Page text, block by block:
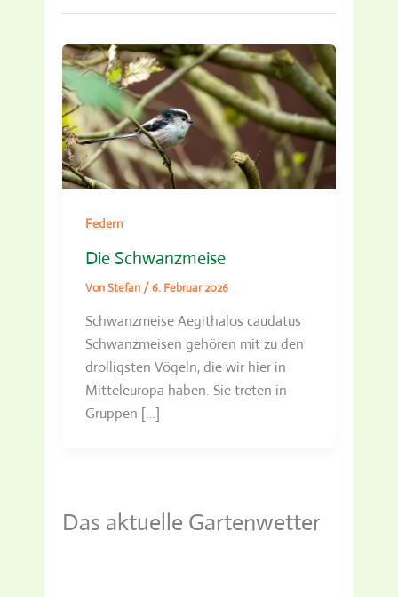
Federn
Die Schwanzmeise
VonStefan /6. Februar 2026
Schwanzmeise Aegithalos caudatus
Schwanzmeisen gehören mit zu den
drolligsten Vögeln, die wir hier in
Mitteleuropa haben. Sie treten in
Gruppen […]
Das aktuelle Gartenwetter